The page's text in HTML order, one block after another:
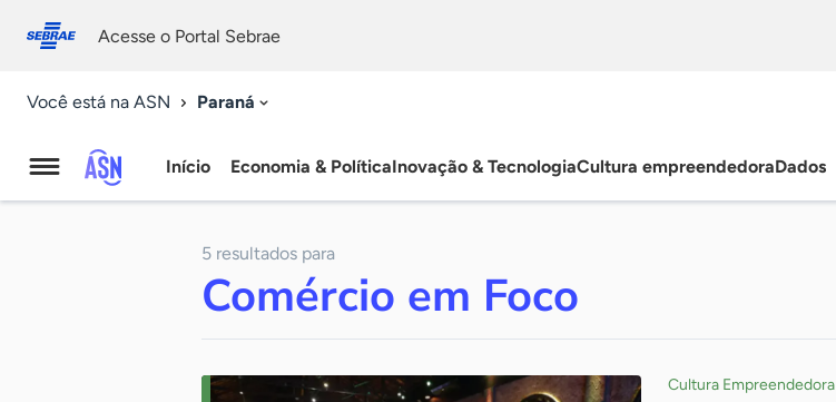
conosco
Acesse o Portal Sebrae
Você está na ASN Paraná
Agência
Notícias
Início Economia & PolíticaInovação & TecnologiaCultura empreendedoraDados
5 resultados para
Comércio em Foco
Cultura Empreendedora